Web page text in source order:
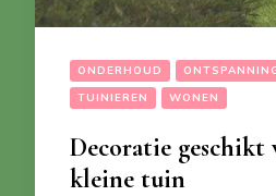
ONDERHOUD
TUINIEREN
WONEN
Decoratie geschikt
kleine tuin